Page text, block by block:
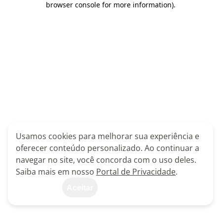
browser console for more information).
Usamos cookies para melhorar sua experiência e
oferecer conteúdo personalizado. Ao continuar a
navegar no site, você concorda com o uso deles.
Saiba mais em nosso Portal de Privacidade.